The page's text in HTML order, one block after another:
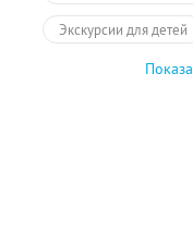
Экскурсии для детей
Автобусные